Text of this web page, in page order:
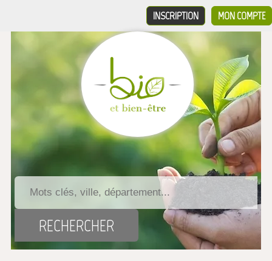
MON COMPTE
INSCRIPTION